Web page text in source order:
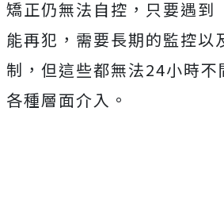
矯正仍無法自控，只要遇到
能再犯，需要長期的監控以
制，但這些都無法24小時不
各種層面介入。